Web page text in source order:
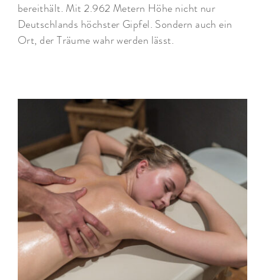
bereithält. Mit 2.962 Metern Höhe nicht nur
Deutschlands höchster Gipfel. Sondern auch ein
Ort, der Träume wahr werden lässt.